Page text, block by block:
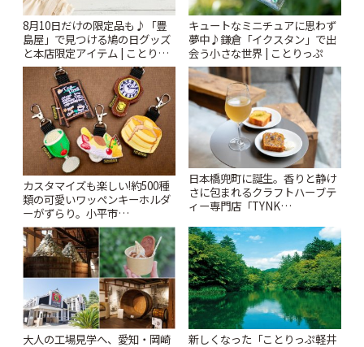
8月10日だけの限定品も♪「豊
島屋」で見つける鳩の日グッズ
と本店限定アイテム | ことりっ
ぷ
キュートなミニチュアに思わず
夢中♪鎌倉「イクスタン」で出
会う小さな世界 | ことりっぷ
カスタマイズも楽しい!約500種
類の可愛いワッペンキーホルダ
ーがずらり。小平市
「Kimamaya T&K」 | ことりっ
ぷ
日本橋兜町に誕生。香りと静け
さに包まれるクラフトハーブテ
ィー専門店「TYNK
大人の工場見学へ、愛知・岡崎
新しくなった「ことりっぷ軽井